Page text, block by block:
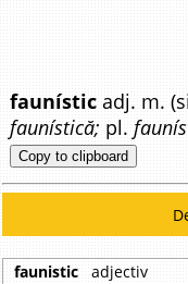
faunístic adj. m.
faunístică; pl.
Copy to clipboard
faunistic adjectiv